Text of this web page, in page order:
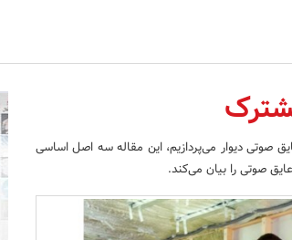
صوتی دیوار می‌پردازیم، این مقاله سه اصل اساسی
صوتی را بیان می‌کند.